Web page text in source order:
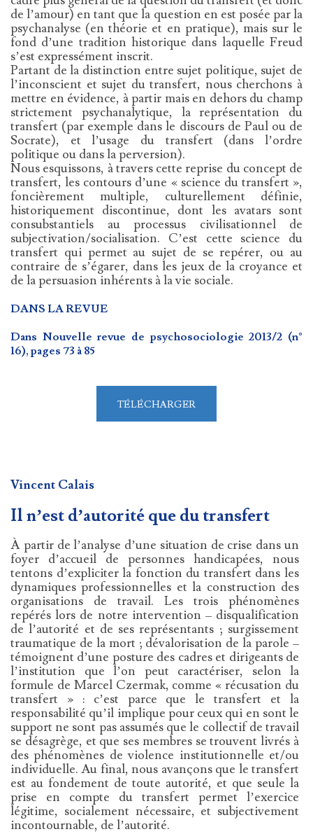
de l’amour) en tant que la question en est posée par la
psychanalyse (en théorie et en pratique), mais sur le
fond d’une tradition historique dans laquelle Freud
s’est expressément inscrit.
Partant de la distinction entre sujet politique, sujet de
l’inconscient et sujet du transfert, nous cherchons à
mettre en évidence, à partir mais en dehors du champ
strictement psychanalytique, la représentation du
transfert (par exemple dans le discours de Paul ou de
Socrate), et l’usage du transfert (dans l’ordre
politique ou dans la perversion).
Nous esquissons, à travers cette reprise du concept de
transfert, les contours d’une « science du transfert »,
foncièrement multiple, culturellement définie,
historiquement discontinue, dont les avatars sont
consubstantiels au processus civilisationnel de
subjectivation/socialisation. C’est cette science du
transfert qui permet au sujet de se repérer, ou au
contraire de s’égarer, dans les jeux de la croyance et
de la persuasion inhérents à la vie sociale.
DANS LA REVUE
Dans Nouvelle revue de psychosociologie 2013/2 (n°
16), pages 73 à 85
TÉLÉCHARGER
Vincent Calais
Il n’est d’autorité que du transfert
À partir de l’analyse d’une situation de crise dans un
foyer d’accueil de personnes handicapées, nous
tentons d’expliciter la fonction du transfert dans les
dynamiques professionnelles et la construction des
organisations de travail. Les trois phénomènes
repérés lors de notre intervention – disqualification
de l’autorité et de ses représentants ; surgissement
traumatique de la mort ; dévalorisation de la parole –
témoignent d’une posture des cadres et dirigeants de
l’institution que l’on peut caractériser, selon la
formule de Marcel Czermak, comme « récusation du
transfert » : c’est parce que le transfert et la
responsabilité qu’il implique pour ceux qui en sont le
support ne sont pas assumés que le collectif de travail
se désagrège, et que ses membres se trouvent livrés à
des phénomènes de violence institutionnelle et/ou
individuelle. Au final, nous avançons que le transfert
est au fondement de toute autorité, et que seule la
prise en compte du transfert permet l’exercice
légitime, socialement nécessaire, et subjectivement
incontournable, de l’autorité.